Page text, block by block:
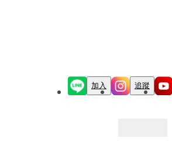
加入 追蹤